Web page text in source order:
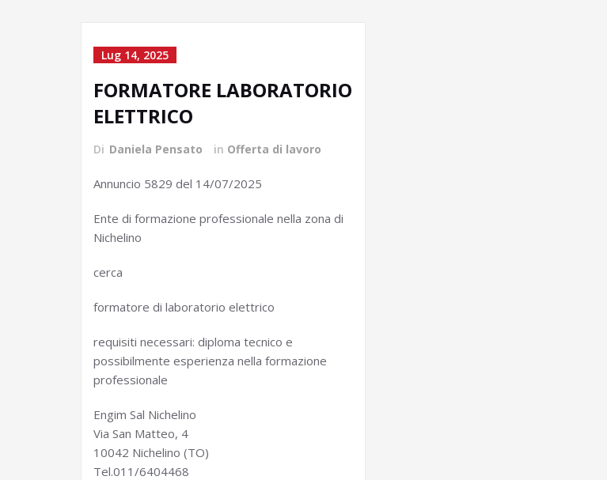
Lug 14, 2025
FORMATORE LABORATORIO
ELETTRICO
Di Daniela Pensato in Offerta di lavoro
Annuncio 5829 del 14/07/2025
Ente di formazione professionale nella zona di
Nichelino
cerca
formatore di laboratorio elettrico
requisiti necessari: diploma tecnico e
possibilmente esperienza nella formazione
professionale
Engim Sal Nichelino
Via San Matteo, 4
10042 Nichelino (TO)
Tel.011/6404468